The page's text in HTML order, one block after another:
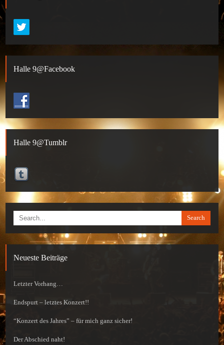
Halle 9@Facebook
Halle 9@Tumblr
Search
Neueste Beiträge
Letzter Vorhang…
Endspurt – letztes Konzert!!
“Konzert des Jahres” – für mich ganz sicher!
Der Abschied naht!